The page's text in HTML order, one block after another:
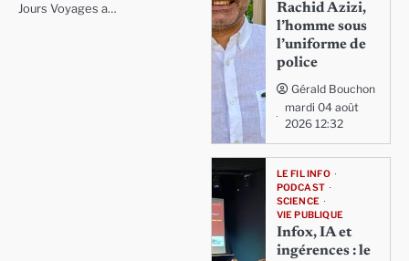
Jours Voyages a…
Rachid Azizi,
l’homme sous
l’uniforme de
police
Gérald Bouchon
mardi 04 août
2026 12:32
LE FIL INFO
PODCAST
SCIENCE
VIE PUBLIQUE
Infox, IA et
ingérences : le